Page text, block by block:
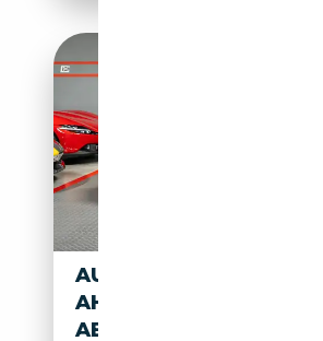
AUDI S6 3.0 V6 TDI
AHK HUD B&O PANO
ABT